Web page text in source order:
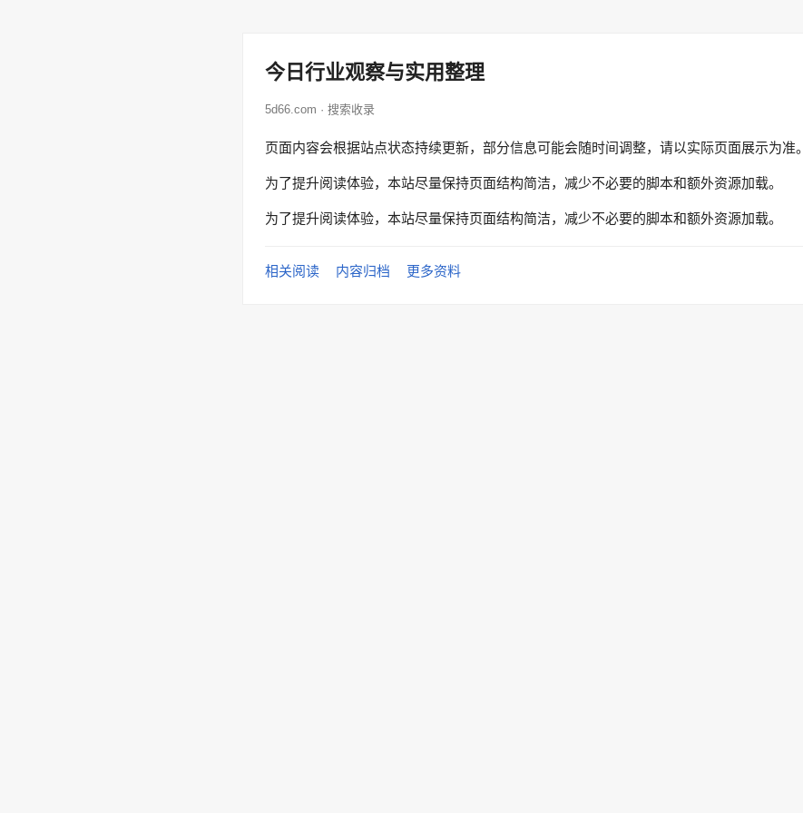
今日行业观察与实用整理
5d66.com · 搜索收录
页面内容会根据站点状态持续更新，部分信息可能会随时间调整，请以实际页面展示为准。
为了提升阅读体验，本站尽量保持页面结构简洁，减少不必要的脚本和额外资源加载。
为了提升阅读体验，本站尽量保持页面结构简洁，减少不必要的脚本和额外资源加载。
相关阅读 内容归档 更多资料